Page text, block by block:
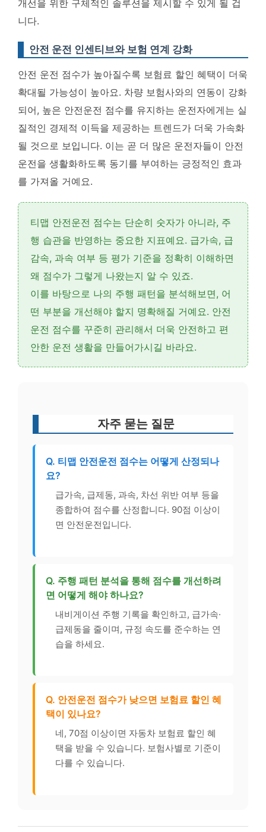
개선을 위한 구체적인 솔루션을 제시할 수 있게 될 겁
니다.
안전 운전 인센티브와 보험 연계 강화
안전 운전 점수가 높아질수록 보험료 할인 혜택이 더욱
확대될 가능성이 높아요. 차량 보험사와의 연동이 강화
되어, 높은 안전운전 점수를 유지하는 운전자에게는 실
질적인 경제적 이득을 제공하는 트렌드가 더욱 가속화
될 것으로 보입니다. 이는 곧 더 많은 운전자들이 안전
운전을 생활화하도록 동기를 부여하는 긍정적인 효과
를 가져올 거예요.
티맵 안전운전 점수는 단순히 숫자가 아니라, 주
행 습관을 반영하는 중요한 지표예요. 급가속, 급
감속, 과속 여부 등 평가 기준을 정확히 이해하면
왜 점수가 그렇게 나왔는지 알 수 있죠.
이를 바탕으로 나의 주행 패턴을 분석해보면, 어
떤 부분을 개선해야 할지 명확해질 거예요. 안전
운전 점수를 꾸준히 관리해서 더욱 안전하고 편
안한 운전 생활을 만들어가시길 바라요.
자주 묻는 질문
Q. 티맵 안전운전 점수는 어떻게 산정되나
요?
급가속, 급제동, 과속, 차선 위반 여부 등을
종합하여 점수를 산정합니다. 90점 이상이
면 안전운전입니다.
Q. 주행 패턴 분석을 통해 점수를 개선하려
면 어떻게 해야 하나요?
내비게이션 주행 기록을 확인하고, 급가속·
급제동을 줄이며, 규정 속도를 준수하는 연
습을 하세요.
Q. 안전운전 점수가 낮으면 보험료 할인 혜
택이 있나요?
네, 70점 이상이면 자동차 보험료 할인 혜
택을 받을 수 있습니다. 보험사별로 기준이
다를 수 있습니다.